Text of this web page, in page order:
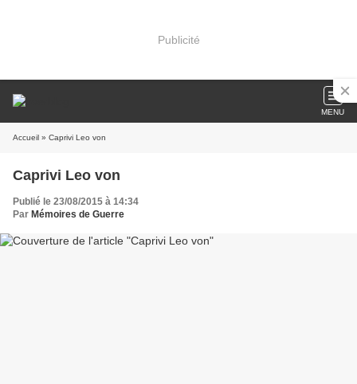
Publicité
MENU
Accueil » Caprivi Leo von
Caprivi Leo von
Publié le 23/08/2015 à 14:34
Par Mémoires de Guerre